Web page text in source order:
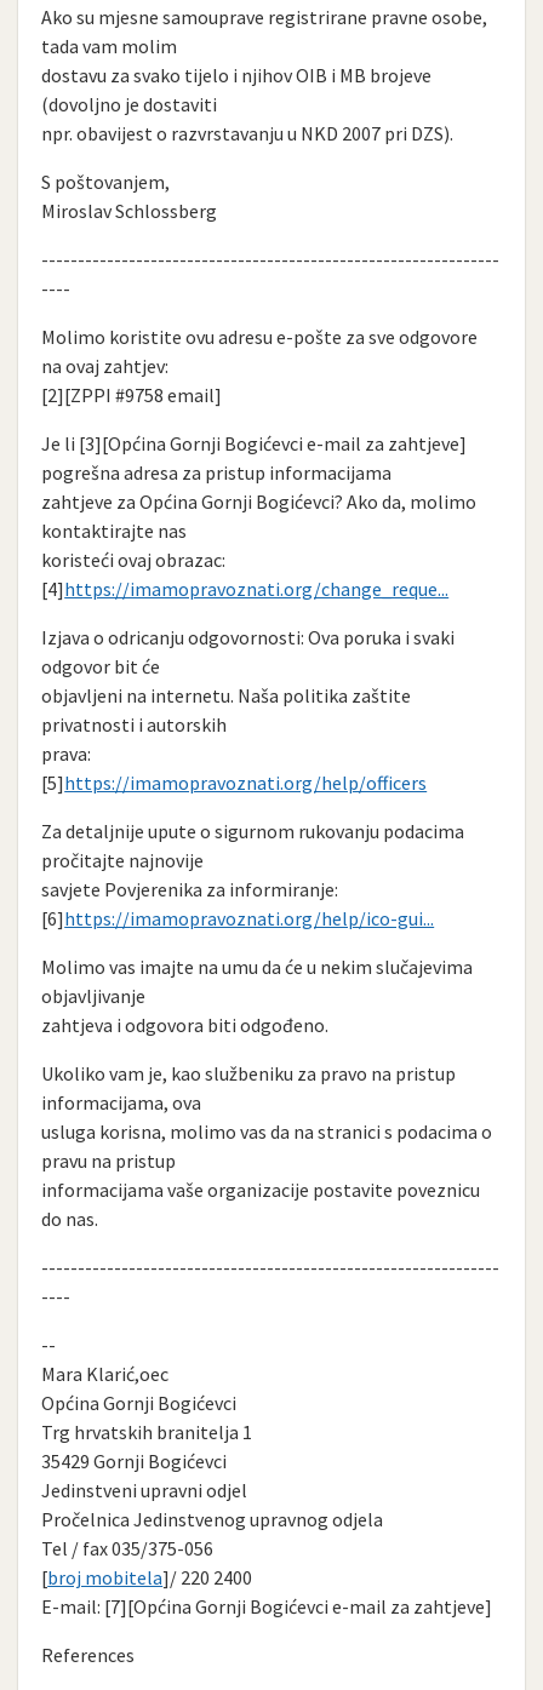
Ako su mjesne samouprave registrirane pravne osobe,
tada vam molim
dostavu za svako tijelo i njihov OIB i MB brojeve
(dovoljno je dostaviti
npr. obavijest o razvrstavanju u NKD 2007 pri DZS).
S poštovanjem,
Miroslav Schlossberg
---------------------------------------------------------------
----
Molimo koristite ovu adresu e-pošte za sve odgovore
na ovaj zahtjev:
[2][ZPPI #9758 email]
Je li [3][Općina Gornji Bogićevci e-mail za zahtjeve]
pogrešna adresa za pristup informacijama
zahtjeve za Općina Gornji Bogićevci? Ako da, molimo
kontaktirajte nas
koristeći ovaj obrazac:
[4]https://imamopravoznati.org/change_reque...
Izjava o odricanju odgovornosti: Ova poruka i svaki
odgovor bit će
objavljeni na internetu. Naša politika zaštite
privatnosti i autorskih
prava:
[5]https://imamopravoznati.org/help/officers
Za detaljnije upute o sigurnom rukovanju podacima
pročitajte najnovije
savjete Povjerenika za informiranje:
[6]https://imamopravoznati.org/help/ico-gui...
Molimo vas imajte na umu da će u nekim slučajevima
objavljivanje
zahtjeva i odgovora biti odgođeno.
Ukoliko vam je, kao službeniku za pravo na pristup
informacijama, ova
usluga korisna, molimo vas da na stranici s podacima o
pravu na pristup
informacijama vaše organizacije postavite poveznicu
do nas.
---------------------------------------------------------------
----
--
Mara Klarić,oec
Općina Gornji Bogićevci
Trg hrvatskih branitelja 1
35429 Gornji Bogićevci
Jedinstveni upravni odjel
Pročelnica Jedinstvenog upravnog odjela
Tel / fax 035/375-056
[broj mobitela]/ 220 2400
E-mail: [7][Općina Gornji Bogićevci e-mail za zahtjeve]
References